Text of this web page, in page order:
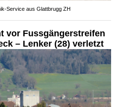
Service aus Glattbrugg ZH
vor Fussgängerstreifen
– Lenker (28) verletzt